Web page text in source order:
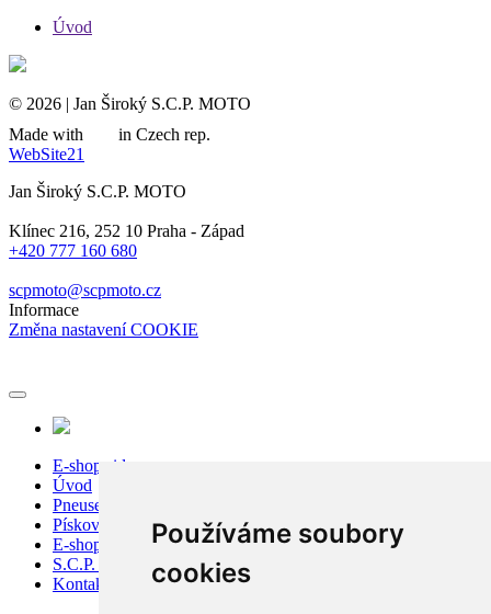
Používáme soubory
cookies
Úvod
© 2026 | Jan Široký S.C.P. MOTO
Made with
in Czech rep.
WebSite21
Jan Široký S.C.P. MOTO
Klínec 216, 252 10 Praha - Západ
+420 777 160 680
scpmoto@scpmoto.cz
Informace
Změna nastavení COOKIE
E-shop sidecar
Úvod
Pneuservis
Pískování
E-shop
S.C.P. Moto
Kontakty